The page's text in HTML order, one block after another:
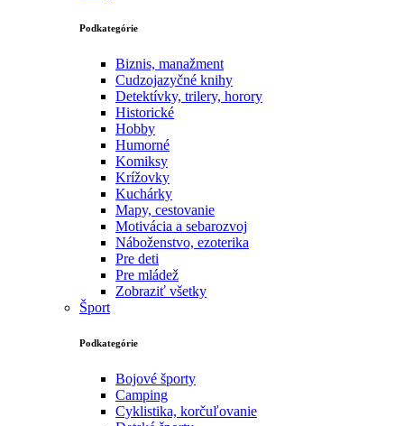
Podkategórie
Biznis, manažment
Cudzojazyčné knihy
Detektívky, trilery, horory
Historické
Hobby
Humorné
Komiksy
Krížovky
Kuchárky
Mapy, cestovanie
Motivácia a sebarozvoj
Náboženstvo, ezoterika
Pre deti
Pre mládež
Zobraziť všetky
Šport
Podkategórie
Bojové športy
Camping
Cyklistika, korčuľovanie